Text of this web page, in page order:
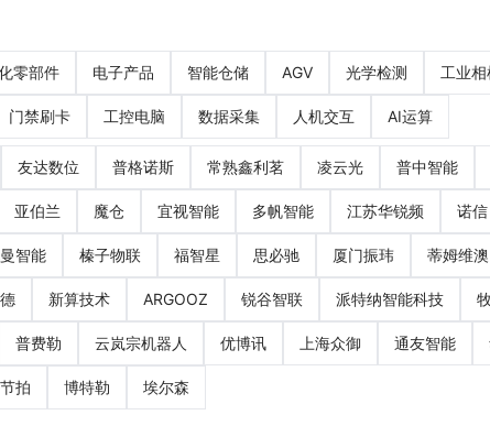
零部件 电子产品 智能仓储 AGV 光学检测 工业相
门禁刷卡 工控电脑 数据采集 人机交互 AI运算
友达数位 普格诺斯 常熟鑫利茗 凌云光 普中智能
亚伯兰 魔仓 宜视智能 多帆智能 江苏华锐频 诺信
智能 榛子物联 福智星 思必驰 厦门振玮 蒂姆维澳
新算技术 ARGOOZ 锐谷智联 派特纳智能科技
普费勒 云岚宗机器人 优博讯 上海众御 通友智能
拍 博特勒 埃尔森